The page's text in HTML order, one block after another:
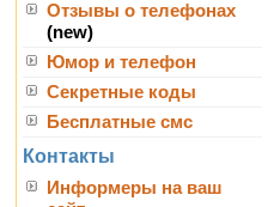
Отзывы о телефонах
(new)
Юмор и телефон
Секретные коды
Бесплатные смс
Контакты
Информеры на ваш